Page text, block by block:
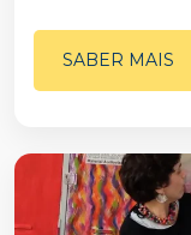
SABER MAIS